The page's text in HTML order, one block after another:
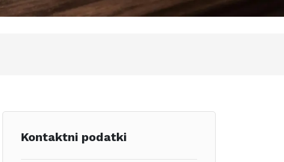
Kontaktni podatki